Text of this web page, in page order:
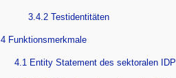
3.4.2 Testidentitäten
4 Funktionsmerkmale
4.1 Entity Statement des sektoralen IDP